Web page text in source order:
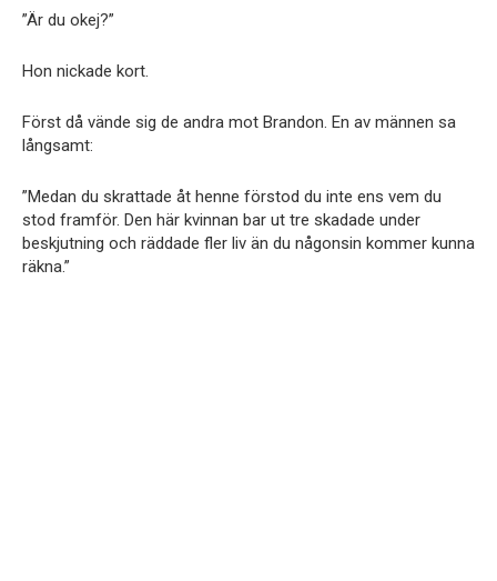
”Är du okej?”
Hon nickade kort.
Först då vände sig de andra mot Brandon. En av männen sa
långsamt:
”Medan du skrattade åt henne förstod du inte ens vem du
stod framför. Den här kvinnan bar ut tre skadade under
beskjutning och räddade fler liv än du någonsin kommer kunna
räkna.”